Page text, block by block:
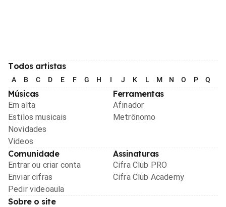
Todos artistas
A B C D E F G H I J K L M N O P Q
Músicas
Em alta
Estilos musicais
Novidades
Videos
Ferramentas
Afinador
Metrônomo
Comunidade
Entrar ou criar conta
Enviar cifras
Pedir videoaula
Assinaturas
Cifra Club PRO
Cifra Club Academy
Sobre o site